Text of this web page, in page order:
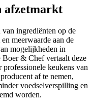
afzetmarkt
van ingrediënten op de
meerwaarde aan de
mogelijkheden in
Boer & Chef vertaalt deze
keukens van
af te nemen,
voedselverspilling en
worden.